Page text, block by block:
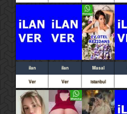
ilan
Ver
ilan
Ver
Masal
istanbul